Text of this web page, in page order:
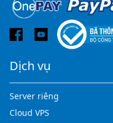
Dịch vụ
Server riêng
Cloud VPS